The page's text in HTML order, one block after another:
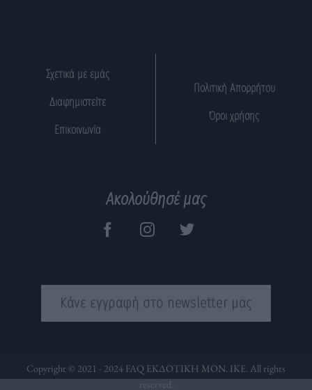
Σχετικά με εμάς
Διαφημιστείτε
Επικοινωνία
Πολιτική Απορρήτου
Όροι χρήσης
Ακολούθησέ μας
Κάνε εγγραφή στο newsletter μας
Copyright © 2021 - 2024 FAQ ΕΚΔΟΤΙΚΗ ΜΟΝ. ΙΚΕ. All rights
reserved.